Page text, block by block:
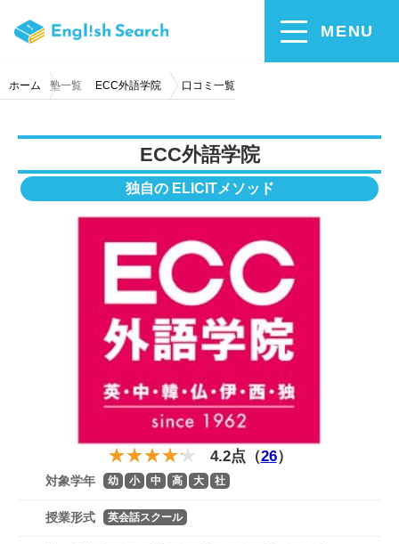
MENU
ホーム 塾一覧 ECC外語学院 口コミ一覧
ECC外語学院
独自の ELICITメソッド
4.2点（26）
対象学年 幼 小 中 高 大 社
授業形式 英会話スクール